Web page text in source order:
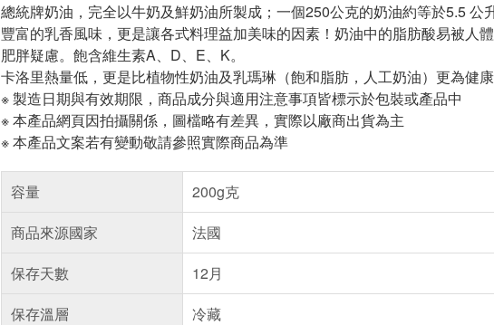
總統牌奶油，完全以牛奶及鮮奶油所製成；一個250公克的奶油約等於5.5 公
豐富的乳香風味，更是讓各式料理益加美味的因素！奶油中的脂肪酸易被人
肥胖疑慮。飽含維生素A、D、E、K。
卡洛里熱量低，更是比植物性奶油及乳瑪琳（飽和脂肪，人工奶油）更為健
※ 製造日期與有效期限，商品成分與適用注意事項皆標示於包裝或產品中
※ 本產品網頁因拍攝關係，圖檔略有差異，實際以廠商出貨為主
※ 本產品文案若有變動敬請參照實際商品為準
容量
200g克
商品來源國家
法國
保存天數
12月
保存溫層
冷藏